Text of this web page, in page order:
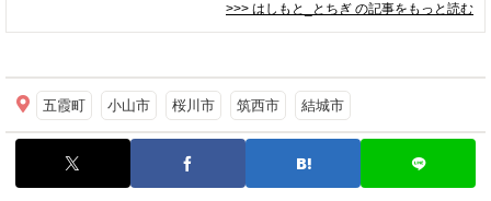
>>> はしもと_とちぎ の記事をもっと読む
五霞町 小山市 桜川市 筑西市 結城市